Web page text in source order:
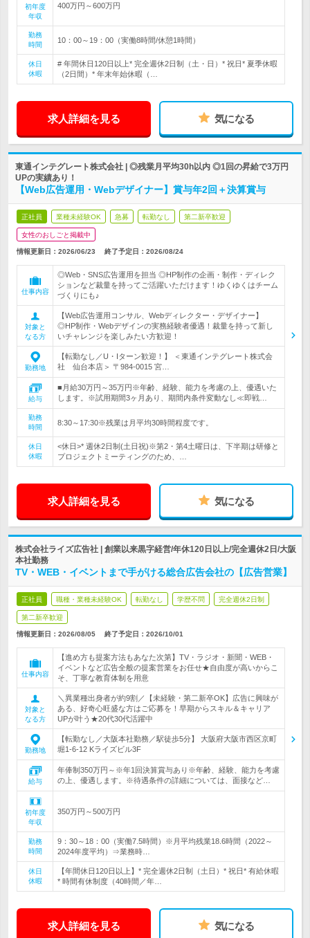
初年度
年収
400万円～600万円
勤務
時間
10：00～19：00（実働8時間/休憩1時間）
休日
休暇
# 年間休日120日以上* 完全週休2日制（土・日）* 祝日* 夏季休暇
（2日間）* 年末年始休暇（…
求人詳細を見る 気になる
東通インテグレート株式会社 | ◎残業月平均30h以内 ◎1回の昇給で3万円
UPの実績あり！
【Web広告運用・Webデザイナー】賞与年2回＋決算賞与
正社員 業種未経験OK 急募 転勤なし 第二新卒歓迎
女性のおしごと掲載中
情報更新日：2026/06/23 終了予定日： 2026/08/24
仕事内容
◎Web・SNS広告運用を担当 ◎HP制作の企画・制作・ディレク
ションなど裁量を持ってご活躍いただけます！ゆくゆくはチーム
づくりにも♪
対象と
なる方
【Web広告運用コンサル、Webディレクター・デザイナー】
◎HP制作・Webデザインの実務経験者優遇！裁量を持って新し
いチャレンジを楽しみたい方歓迎！
勤務地
【転勤なし／U・Iターン歓迎！】 ＜東通インテグレート株式会
社 仙台本店＞ 〒984-0015 宮…
給与
■月給30万円～35万円※年齢、経験、能力を考慮の上、優遇いた
します。※試用期間3ヶ月あり、期間内条件変動なし≪即戦…
勤務
時間
8:30～17:30※残業は月平均30時間程度です。
休日
休暇
<休日>* 週休2日制(土日祝)※第2・第4土曜日は、下半期は研修と
プロジェクトミーティングのため、…
求人詳細を見る 気になる
株式会社ライズ広告社 | 創業以来黒字経営/年休120日以上/完全週休2日/大阪
本社勤務
TV・WEB・イベントまで手がける総合広告会社の【広告営業】
正社員 職種・業種未経験OK 転勤なし 学歴不問 完全週休2日制
第二新卒歓迎
情報更新日：2026/08/05 終了予定日： 2026/10/01
仕事内容
【進め方も提案方法もあなた次第】TV・ラジオ・新聞・WEB・
イベントなど広告全般の提案営業をお任せ★自由度が高いからこ
そ、丁寧な教育体制を用意
対象と
なる方
＼異業種出身者が約9割／【未経験・第二新卒OK】広告に興味が
ある、好奇心旺盛な方はご応募を！早期からスキル＆キャリア
UPが叶う★20代30代活躍中
勤務地
【転勤なし／大阪本社勤務／駅徒歩5分】 大阪府大阪市西区京町
堀1-6-12 Kライズビル3F
給与
年俸制350万円～※年1回決算賞与あり※年齢、経験、能力を考慮
の上、優遇します。※待遇条件の詳細については、面接など…
初年度
年収
350万円～500万円
勤務
時間
9：30～18：00（実働7.5時間）※月平均残業18.6時間（2022～
2024年度平均）⇒業務時…
休日
休暇
【年間休日120日以上】* 完全週休2日制（土日）* 祝日* 有給休暇
* 時間有休制度（40時間／年…
求人詳細を見る 気になる